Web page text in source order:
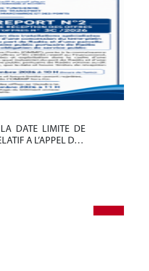
DATE LIMITE DE
A L’APPEL D…